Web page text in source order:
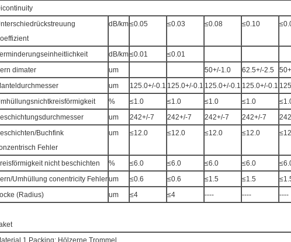
dB/km≤0.05 ≤0.03 ≤0.08 ≤0.10
dB/km≤0.01 ≤0.01
dimater um 50+/-1.0 62.5+/-2.5
um 125.0+/-0.1 125.0+/-0.1 125.0+/-0.1 125.0+/-0.1
% ≤1.0 ≤1.0 ≤1.0 ≤1.0
um 242+/-7 242+/-7 242+/-7 242+/-7
Buchfink
Fehler
um ≤12.0 ≤12.0 ≤12.0 ≤12.0
nicht beschichten % ≤6.0 ≤6.0 ≤6.0 ≤6.0
Umhüllung conentricity Fehlerum ≤0.6 ≤0.6 ≤1.5 ≤1.5
(Radius) um ≤4 ≤4 ---- ---- ----
1.Packing: Hölzerne Trommel